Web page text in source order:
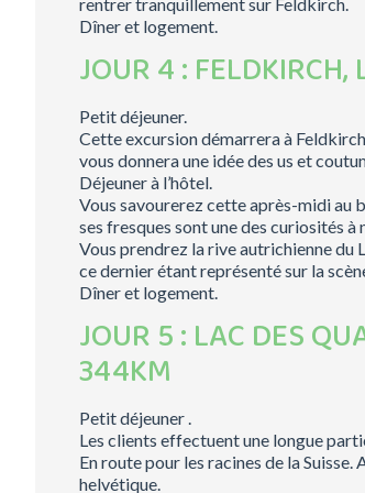
rentrer tranquillement sur Feldkirch.
Dîner et logement.
JOUR 4 :
Petit déjeuner.
Cette excursion démarrera à
vous donnera une idée des us et
Déjeuner à l’hôtel.
Vous savourerez cette après-midi au
ses fresques sont une des curiosités à
Vous prendrez la rive autrichienne du
ce dernier étant représenté sur la
Dîner et logement.
JOUR 5 : LAC DES
344KM
Petit déjeuner .
Les clients effectuent une longue
En route pour les racines de la
helvétique.